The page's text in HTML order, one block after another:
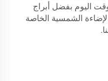
اليوم بفضل أبراج
الإضاءة الشمسية الخاصة